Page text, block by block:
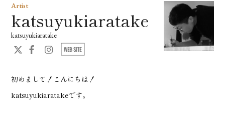
初めまして！こんにちは！
katsuyukiaratakeです。
Artist
katsuyukiaratake
katsuyukiaratake